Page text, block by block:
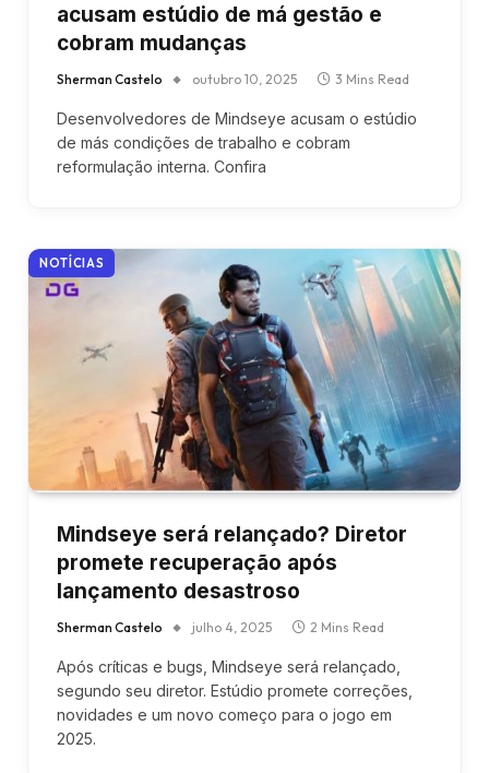
acusam estúdio de má gestão e
cobram mudanças
Sherman Castelo outubro 10, 2025 3 Mins Read
Desenvolvedores de Mindseye acusam o estúdio
de más condições de trabalho e cobram
reformulação interna. Confira
NOTÍCIAS
Mindseye será relançado? Diretor
promete recuperação após
lançamento desastroso
Sherman Castelo julho 4, 2025 2 Mins Read
Após críticas e bugs, Mindseye será relançado,
segundo seu diretor. Estúdio promete correções,
novidades e um novo começo para o jogo em
2025.